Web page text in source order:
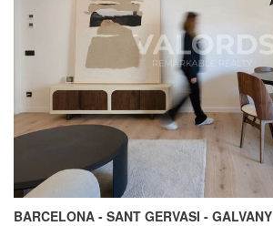
BARCELONA - SANT GERVASI - GALVANY